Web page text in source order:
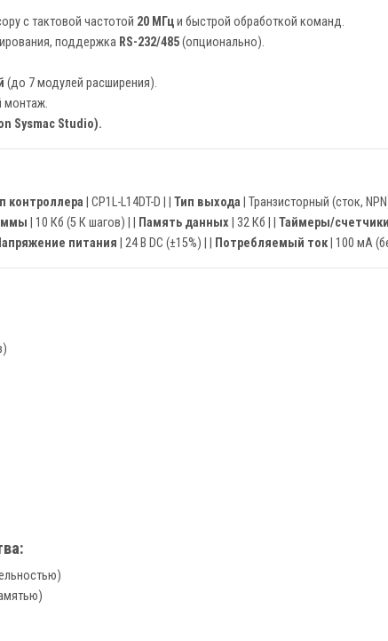
с тактовой частотой 20 МГци быстрой обработкой команд.
поддержка RS-232/485(опционально).
(до 7 модулей расширения).
монтаж.
Sysmac Studio).
контроллера | CP1L-L14DT-D | | Тип выхода | Транзисторный (сток,
| 10 Кб (5 К шагов) | | Память данных | 32 Кб | | Таймеры/счетчики
питания | 24 В DC (±15%) | | Потребляемый ток | 100 мА